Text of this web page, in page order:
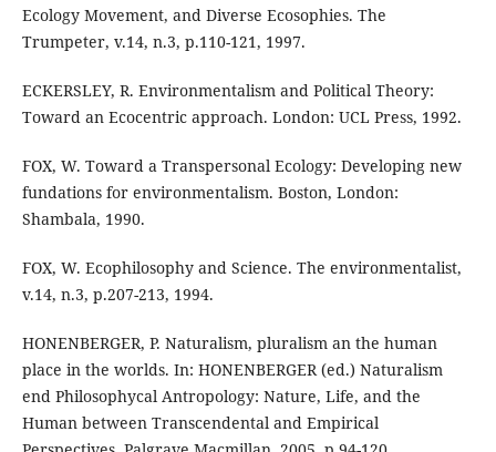
Ecology Movement, and Diverse Ecosophies. The
Trumpeter, v.14, n.3, p.110-121, 1997.
ECKERSLEY, R. Environmentalism and Political Theory:
Toward an Ecocentric approach. London: UCL Press, 1992.
FOX, W. Toward a Transpersonal Ecology: Developing new
fundations for environmentalism. Boston, London:
Shambala, 1990.
FOX, W. Ecophilosophy and Science. The environmentalist,
v.14, n.3, p.207-213, 1994.
HONENBERGER, P. Naturalism, pluralism an the human
place in the worlds. In: HONENBERGER (ed.) Naturalism
end Philosophycal Antropology: Nature, Life, and the
Human between Transcendental and Empirical